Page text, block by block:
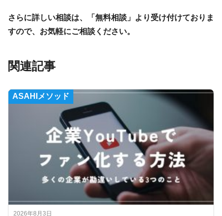
さらに詳しい相談は、「無料相談」より受け付けておりま
すので、お気軽にご相談ください。
関連記事
ASAHIメソッド
2026年8月3日